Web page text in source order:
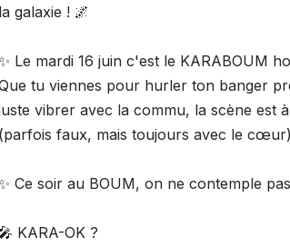
la galaxie ! 🌌
Le mardi 16 juin c'est le KARABOUM
tu viennes pour hurler ton banger
vibrer avec la commu, la scène est
(parfois faux, mais toujours avec le
Ce soir au BOUM, on ne contemple
🎤 KARA-OK ?